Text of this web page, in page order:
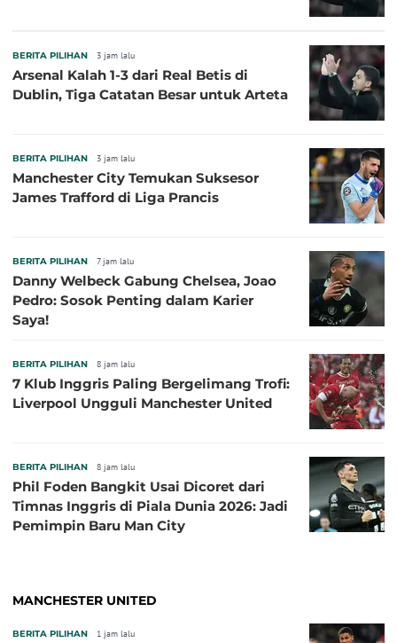
BERITA PILIHAN 3 jam lalu
Arsenal Kalah 1-3 dari Real Betis di
Dublin, Tiga Catatan Besar untuk Arteta
BERITA PILIHAN 3 jam lalu
Manchester City Temukan Suksesor
James Trafford di Liga Prancis
BERITA PILIHAN 7 jam lalu
Danny Welbeck Gabung Chelsea, Joao
Pedro: Sosok Penting dalam Karier
Saya!
BERITA PILIHAN 8 jam lalu
7 Klub Inggris Paling Bergelimang Trofi:
Liverpool Ungguli Manchester United
BERITA PILIHAN 8 jam lalu
Phil Foden Bangkit Usai Dicoret dari
Timnas Inggris di Piala Dunia 2026: Jadi
Pemimpin Baru Man City
MANCHESTER UNITED
BERITA PILIHAN 1 jam lalu